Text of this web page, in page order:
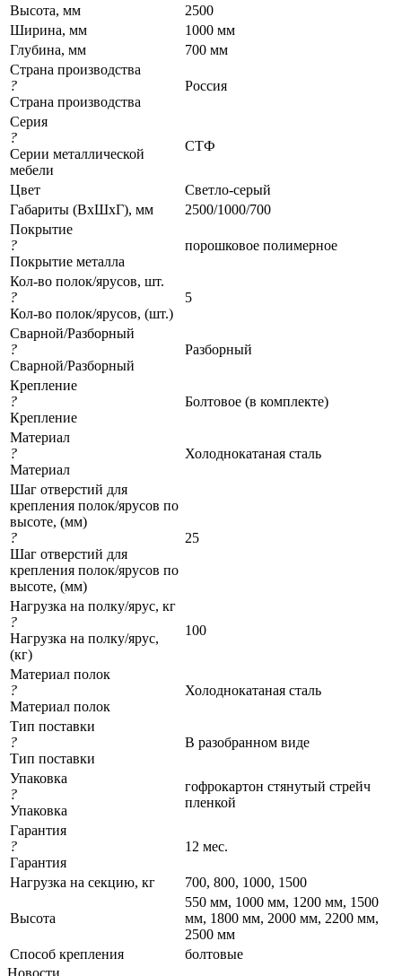
Высота, мм
2500
Ширина, мм
1000 мм
Глубина, мм
700 мм
Страна производства
?
Страна производства
Россия
Серия
?
Серии металлической
мебели
СТФ
Цвет
Светло-серый
Габариты (ВхШхГ), мм
2500/1000/700
Покрытие
?
Покрытие металла
порошковое полимерное
Кол-во полок/ярусов, шт.
?
Кол-во полок/ярусов, (шт.)
5
Сварной/Разборный
?
Сварной/Разборный
Разборный
Крепление
?
Крепление
Болтовое (в комплекте)
Материал
?
Материал
Холоднокатаная сталь
Шаг отверстий для
крепления полок/ярусов по
высоте, (мм)
?
Шаг отверстий для
крепления полок/ярусов по
высоте, (мм)
25
Нагрузка на полку/ярус, кг
?
Нагрузка на полку/ярус,
(кг)
100
Материал полок
?
Материал полок
Холоднокатаная сталь
Тип поставки
?
Тип поставки
В разобранном виде
Упаковка
?
Упаковка
гофрокартон стянутый стрейч
пленкой
Гарантия
?
Гарантия
12 мес.
Нагрузка на секцию, кг 700, 800, 1000, 1500
Высота
550 мм, 1000 мм, 1200 мм, 1500
мм, 1800 мм, 2000 мм, 2200 мм,
2500 мм
Cпособ крепления
болтовые
Новости